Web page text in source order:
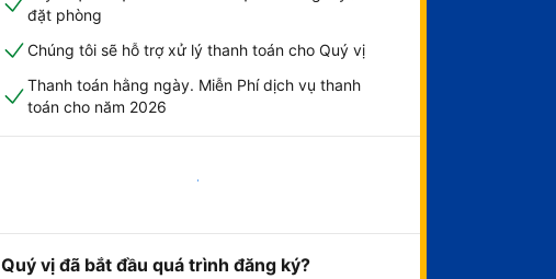
đặt phòng
Chúng tôi sẽ hỗ trợ xử lý thanh toán cho Quý vị
Thanh toán hằng ngày. Miễn Phí dịch vụ thanh
toán cho năm 2026
Bắt đầu ngay
Quý vị đã bắt đầu quá trình đăng ký?